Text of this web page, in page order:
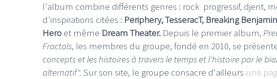
l'album combine différents genres : rock progressif, djent,
d'inspirations citées : Periphery, TesseracT, Breaking
Hero et même Dream Theater. Depuis le premier album,
Fractals, les membres du groupe, fondé en 2010, se
concepts et les histoires à travers le temps et l'histoire par le
alternatif". Sur son site, le groupe consacre d'ailleurs une
LE GROS RIFFIFI
LE GROS RIFFIFI –
Christmas Riffifi 2025 !!!